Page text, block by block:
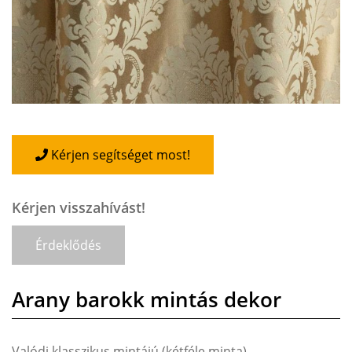
Kérjen segítséget most!
Kérjen visszahívást!
Érdeklődés
Arany barokk mintás dekor